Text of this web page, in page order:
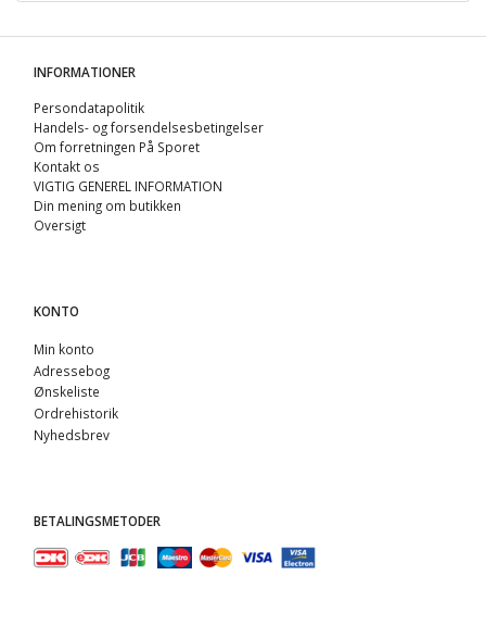
INFORMATIONER
Persondatapolitik
Handels- og forsendelsesbetingelser
Om forretningen På Sporet
Kontakt os
VIGTIG GENEREL INFORMATION
Din mening om butikken
Oversigt
KONTO
Min konto
Adressebog
Ønskeliste
Ordrehistorik
Nyhedsbrev
BETALINGSMETODER